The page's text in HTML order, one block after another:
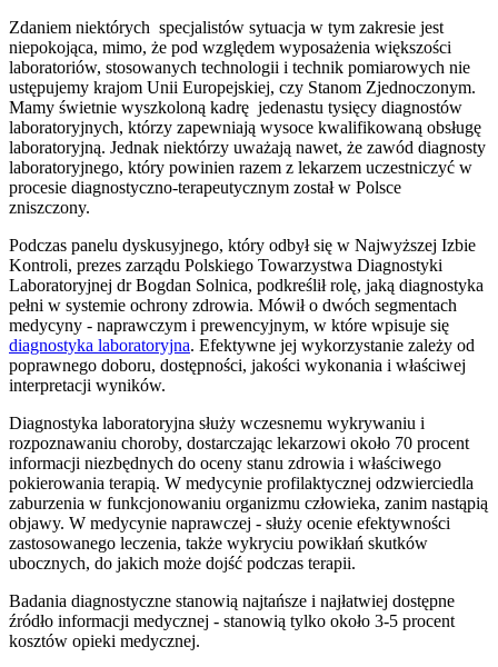
Zdaniem niektórych specjalistów sytuacja w tym zakresie jest
niepokojąca, mimo, że pod względem wyposażenia większości
laboratoriów, stosowanych technologii i technik pomiarowych nie
ustępujemy krajom Unii Europejskiej, czy Stanom Zjednoczonym.
Mamy świetnie wyszkoloną kadrę jedenastu tysięcy diagnostów
laboratoryjnych, którzy zapewniają wysoce kwalifikowaną obsługę
laboratoryjną. Jednak niektórzy uważają nawet, że zawód diagnosty
laboratoryjnego, który powinien razem z lekarzem uczestniczyć w
procesie diagnostyczno-terapeutycznym został w Polsce
zniszczony.
Podczas panelu dyskusyjnego, który odbył się w Najwyższej Izbie
Kontroli, prezes zarządu Polskiego Towarzystwa Diagnostyki
Laboratoryjnej dr Bogdan Solnica, podkreślił rolę, jaką diagnostyka
pełni w systemie ochrony zdrowia. Mówił o dwóch segmentach
medycyny - naprawczym i prewencyjnym, w które wpisuje się
diagnostyka laboratoryjna. Efektywne jej wykorzystanie zależy od
poprawnego doboru, dostępności, jakości wykonania i właściwej
interpretacji wyników.
Diagnostyka laboratoryjna służy wczesnemu wykrywaniu i
rozpoznawaniu choroby, dostarczając lekarzowi około 70 procent
informacji niezbędnych do oceny stanu zdrowia i właściwego
pokierowania terapią. W medycynie profilaktycznej odzwierciedla
zaburzenia w funkcjonowaniu organizmu człowieka, zanim nastąpią
objawy. W medycynie naprawczej - służy ocenie efektywności
zastosowanego leczenia, także wykryciu powikłań skutków
ubocznych, do jakich może dojść podczas terapii.
Badania diagnostyczne stanowią najtańsze i najłatwiej dostępne
źródło informacji medycznej - stanowią tylko około 3-5 procent
kosztów opieki medycznej.